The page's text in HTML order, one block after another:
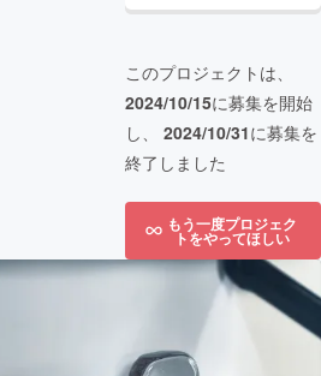
このプロジェクトは、
2024/10/15に募集を開始
し、 2024/10/31に募集を
終了しました
もう一度プロジェク
トをやってほしい